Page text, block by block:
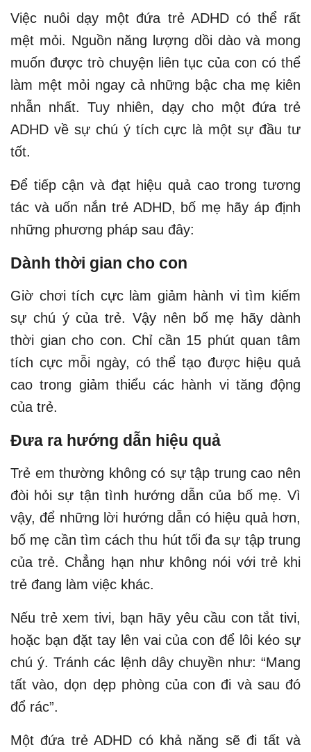
Việc nuôi dạy một đứa trẻ ADHD có thể rất
mệt mỏi. Nguồn năng lượng dồi dào và mong
muốn được trò chuyện liên tục của con có thể
làm mệt mỏi ngay cả những bậc cha mẹ kiên
nhẫn nhất. Tuy nhiên, dạy cho một đứa trẻ
ADHD về sự chú ý tích cực là một sự đầu tư
tốt.
Để tiếp cận và đạt hiệu quả cao trong tương
tác và uốn nắn trẻ ADHD, bố mẹ hãy áp định
những phương pháp sau đây:
Dành thời gian cho con
Giờ chơi tích cực làm giảm hành vi tìm kiếm
sự chú ý của trẻ. Vậy nên bố mẹ hãy dành
thời gian cho con. Chỉ cần 15 phút quan tâm
tích cực mỗi ngày, có thể tạo được hiệu quả
cao trong giảm thiểu các hành vi tăng động
của trẻ.
Đưa ra hướng dẫn hiệu quả
Trẻ em thường không có sự tập trung cao nên
đòi hỏi sự tận tình hướng dẫn của bố mẹ. Vì
vậy, để những lời hướng dẫn có hiệu quả hơn,
bố mẹ cần tìm cách thu hút tối đa sự tập trung
của trẻ. Chẳng hạn như không nói với trẻ khi
trẻ đang làm việc khác.
Nếu trẻ xem tivi, bạn hãy yêu cầu con tắt tivi,
hoặc bạn đặt tay lên vai của con để lôi kéo sự
chú ý. Tránh các lệnh dây chuyền như: “Mang
tất vào, dọn dẹp phòng của con đi và sau đó
đổ rác”.
Một đứa trẻ ADHD có khả năng sẽ đi tất và